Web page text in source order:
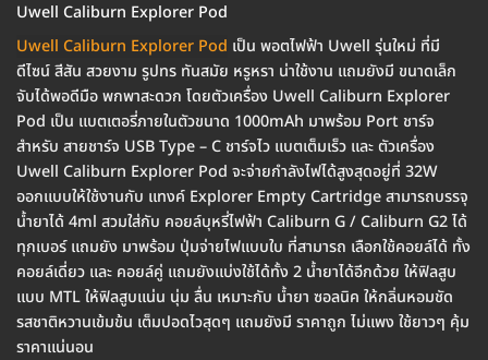
Uwell Caliburn Explorer Pod
Uwell Caliburn Explorer Pod เป็น พอตไฟฟ้า Uwell รุ่นใหม่ ที่มี
ดีไซน์ สีสัน สวยงาม รูปทร ทันสมัย หรูหรา น่าใช้งาน แถมยังมี ขนาดเล็ก
จับได้พอดีมือ พกพาสะดวก โดยตัวเครื่อง Uwell Caliburn Explorer
Pod เป็น แบตเตอรี่ภายในตัวขนาด 1000mAh มาพร้อม Port ชาร์จ
สำหรับ สายชาร์จ USB Type – C ชาร์จไว แบตเต็มเร็ว และ ตัวเครื่อง
Uwell Caliburn Explorer Pod จะจ่ายกำลังไฟได้สูงสุดอยู่ที่ 32W
ออกแบบให้ใช้งานกับ แทงค์ Explorer Empty Cartridge สามารถบรรจุ
น้ำยาได้ 4ml สวมใส่กับ คอยล์บุหรี่ไฟฟ้า Caliburn G / Caliburn G2 ได้
ทุกเบอร์ แถมยัง มาพร้อม ปุ่มจ่ายไฟแบบใบ ที่สามารถ เลือกใช้คอยล์ได้ ทั้ง
คอยล์เดี่ยว และ คอยล์คู่ แถมยังแบ่งใช้ได้ทั้ง 2 น้ำยาได้อีกด้วย ให้ฟิลสูบ
แบบ MTL ให้ฟิลสูบแน่น นุ่ม ลื่น เหมาะกับ น้ำยา ซอลนิค ให้กลิ่นหอมชัด
รสชาติหวานเข้มข้น เต็มปอดไวสุดๆ แถมยังมี ราคาถูก ไม่แพง ใช้ยาวๆ คุ้ม
ราคาแน่นอน